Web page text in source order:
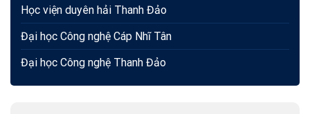
Học viện duyên hải Thanh Đảo
Đại học Công nghệ Cáp Nhĩ Tân
Đại học Công nghệ Thanh Đảo